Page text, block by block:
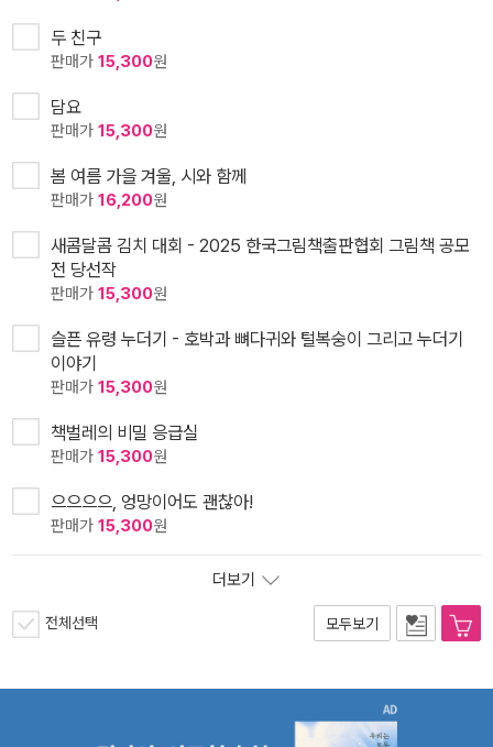
두 친구
판매가 15,300원
담요
판매가 15,300원
봄 여름 가을 겨울, 시와 함께
판매가 16,200원
새콤달콤 김치 대회 - 2025 한국그림책출판협회 그림책 공모
전 당선작
판매가 15,300원
슬픈 유령 누더기 - 호박과 뼈다귀와 털복숭이 그리고 누더기
이야기
판매가 15,300원
책벌레의 비밀 응급실
판매가 15,300원
으으으으, 엉망이어도 괜찮아!
판매가 15,300원
더보기
전체선택 모두보기